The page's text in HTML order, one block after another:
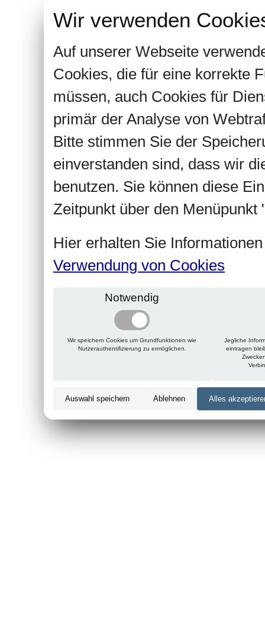
Wir verwenden
Auf unserer Webseite
Cookies, die für eine korrekte
müssen, auch Cookies für
primär der Analyse von
Bitte stimmen Sie der
einverstanden sind, dass wir
benutzen. Sie können diese
Zeitpunkt über den Menüpunkt
Hier erhalten Sie
Verwendung von Cookies
Notwendig
Wir speichern Cookies um Grundfunktionen wie
Nutzerauthentifizierung zu ermöglichen.
Jegliche
eintragen
Auswahl speichern Ablehnen Alles